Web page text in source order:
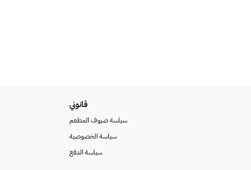
قانوني
سياسة ضيوف المطعم
سياسة الخصوصية
سياسة الدفع